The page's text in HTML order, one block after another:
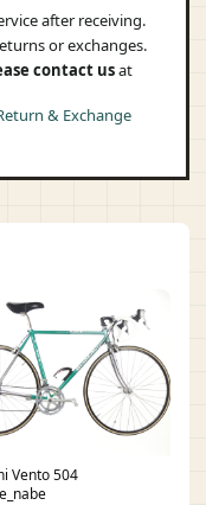
after receiving.
or exchanges.
contact usat
& Exchange
Vento 504